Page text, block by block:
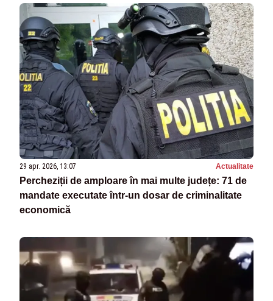
29 apr. 2026, 13:07 Actualitate
Percheziții de amploare în mai multe județe: 71 de
mandate executate într-un dosar de criminalitate
economică